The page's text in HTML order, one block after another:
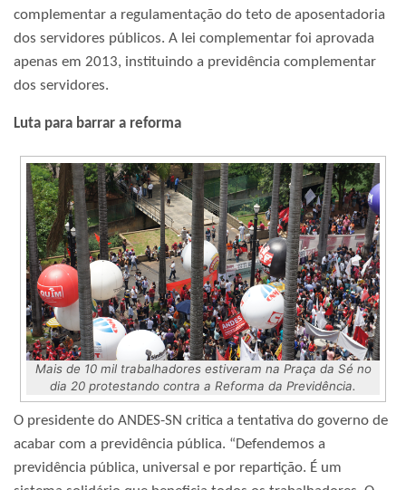
complementar a regulamentação do teto de aposentadoria
dos servidores públicos. A lei complementar foi aprovada
apenas em 2013, instituindo a previdência complementar
dos servidores.
Luta para barrar a reforma
Mais de 10 mil trabalhadores estiveram na Praça da Sé no
dia 20 protestando contra a Reforma da Previdência.
O presidente do ANDES-SN critica a tentativa do governo de
acabar com a previdência pública. “Defendemos a
previdência pública, universal e por repartição. É um